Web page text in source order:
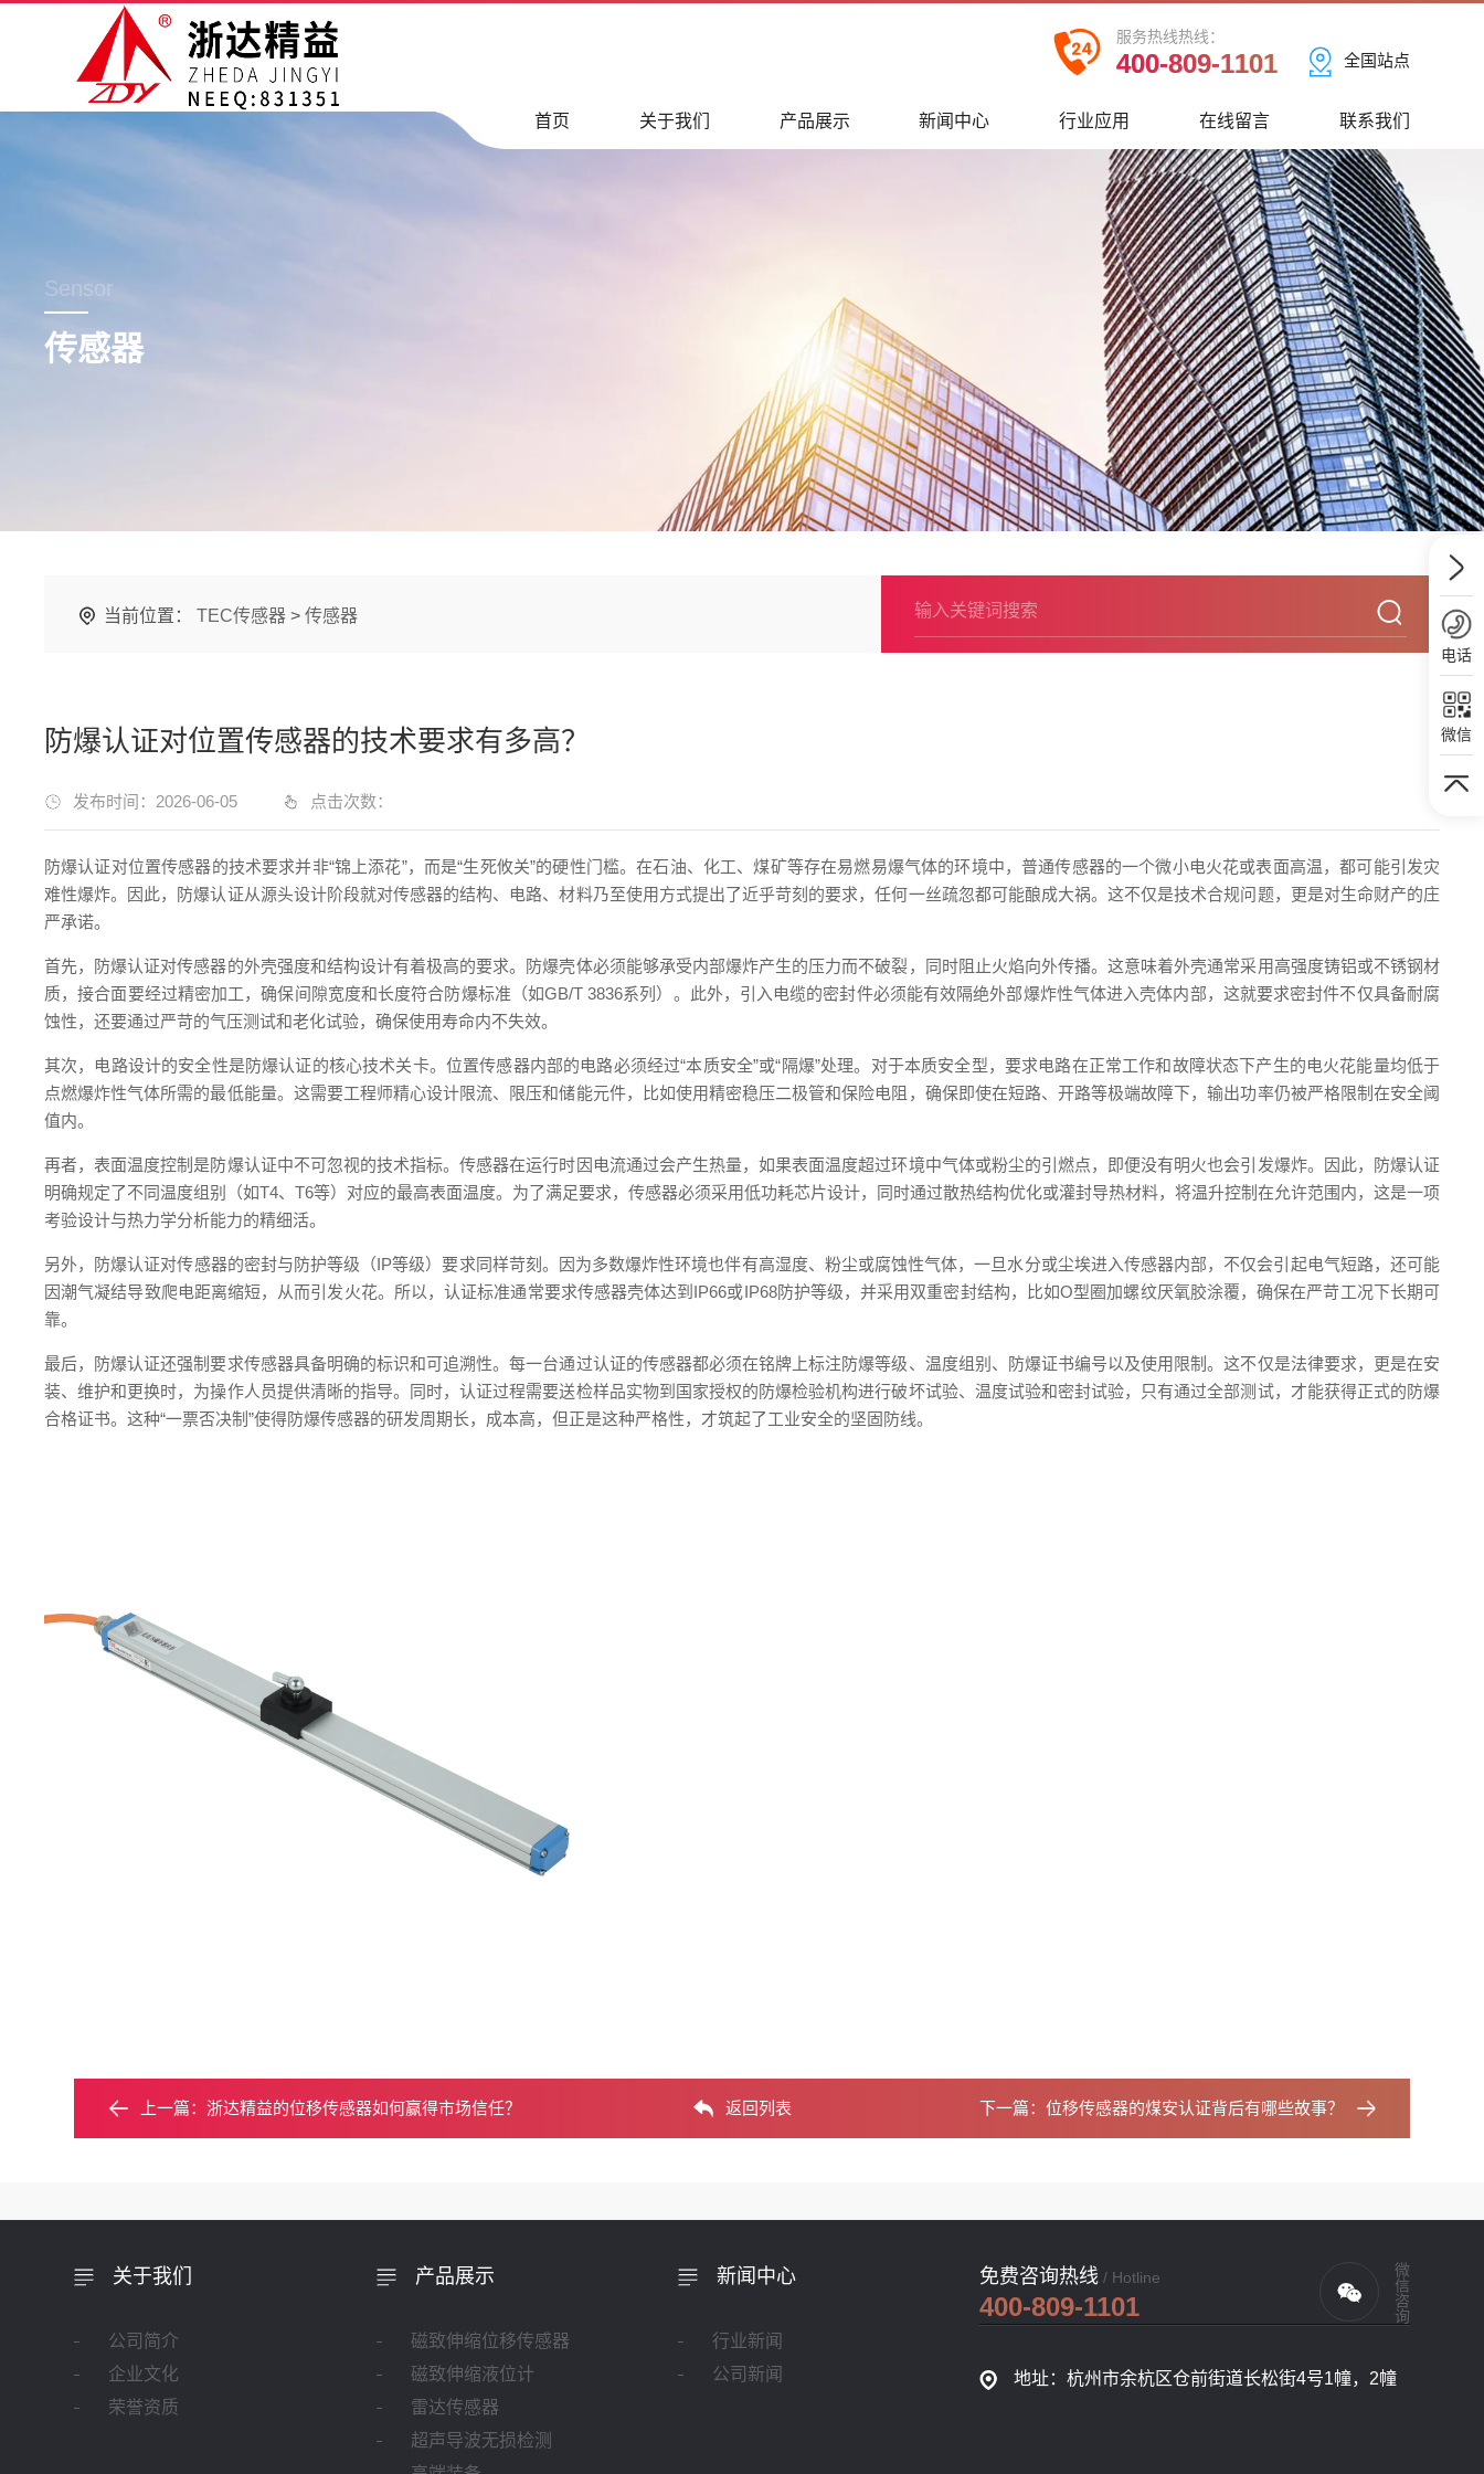
全国站点
服务热线热线：
400-809-1101
首页 关于我们 产品展示 新闻中心 行业应用 在线留言 联系我们
Sensor
传感器
当前位置： TEC传感器 > 传感器
防爆认证对位置传感器的技术要求有多高？
发布时间：2026-06-05 点击次数：
防爆认证对位置传感器的技术要求并非“锦上添花”，而是“生死攸关”的硬性门槛。在石油、化工、煤矿等存在易燃易爆气体的环境中，普通传感器的一个微小电火花或表面高温，都可能引发灾
难性爆炸。因此，防爆认证从源头设计阶段就对传感器的结构、电路、材料乃至使用方式提出了近乎苛刻的要求，任何一丝疏忽都可能酿成大祸。这不仅是技术合规问题，更是对生命财产的庄
严承诺。
首先，防爆认证对传感器的外壳强度和结构设计有着极高的要求。防爆壳体必须能够承受内部爆炸产生的压力而不破裂，同时阻止火焰向外传播。这意味着外壳通常采用高强度铸铝或不锈钢材
质，接合面要经过精密加工，确保间隙宽度和长度符合防爆标准（如GB/T 3836系列）。此外，引入电缆的密封件必须能有效隔绝外部爆炸性气体进入壳体内部，这就要求密封件不仅具备耐腐
蚀性，还要通过严苛的气压测试和老化试验，确保使用寿命内不失效。
其次，电路设计的安全性是防爆认证的核心技术关卡。位置传感器内部的电路必须经过“本质安全”或“隔爆”处理。对于本质安全型，要求电路在正常工作和故障状态下产生的电火花能量均低于
点燃爆炸性气体所需的最低能量。这需要工程师精心设计限流、限压和储能元件，比如使用精密稳压二极管和保险电阻，确保即使在短路、开路等极端故障下，输出功率仍被严格限制在安全阈
值内。
再者，表面温度控制是防爆认证中不可忽视的技术指标。传感器在运行时因电流通过会产生热量，如果表面温度超过环境中气体或粉尘的引燃点，即便没有明火也会引发爆炸。因此，防爆认证
明确规定了不同温度组别（如T4、T6等）对应的最高表面温度。为了满足要求，传感器必须采用低功耗芯片设计，同时通过散热结构优化或灌封导热材料，将温升控制在允许范围内，这是一项
考验设计与热力学分析能力的精细活。
另外，防爆认证对传感器的密封与防护等级（IP等级）要求同样苛刻。因为多数爆炸性环境也伴有高湿度、粉尘或腐蚀性气体，一旦水分或尘埃进入传感器内部，不仅会引起电气短路，还可能
因潮气凝结导致爬电距离缩短，从而引发火花。所以，认证标准通常要求传感器壳体达到IP66或IP68防护等级，并采用双重密封结构，比如O型圈加螺纹厌氧胶涂覆，确保在严苛工况下长期可
靠。
最后，防爆认证还强制要求传感器具备明确的标识和可追溯性。每一台通过认证的传感器都必须在铭牌上标注防爆等级、温度组别、防爆证书编号以及使用限制。这不仅是法律要求，更是在安
装、维护和更换时，为操作人员提供清晰的指导。同时，认证过程需要送检样品实物到国家授权的防爆检验机构进行破坏试验、温度试验和密封试验，只有通过全部测试，才能获得正式的防爆
合格证书。这种“一票否决制”使得防爆传感器的研发周期长，成本高，但正是这种严格性，才筑起了工业安全的坚固防线。
上一篇： 浙达精益的位移传感器如何赢得市场信任？ 返回列表 下一篇： 位移传感器的煤安认证背后有哪些故事？
免费咨询热线 / Hotline
400-809-1101 微信咨询
地址：杭州市余杭区仓前街道长松街4号1幢，2幢
关于我们
公司简介
企业文化
荣誉资质
产品展示
磁致伸缩位移传感器
磁致伸缩液位计
雷达传感器
超声导波无损检测
新闻中心
行业新闻
公司新闻
电话
微信